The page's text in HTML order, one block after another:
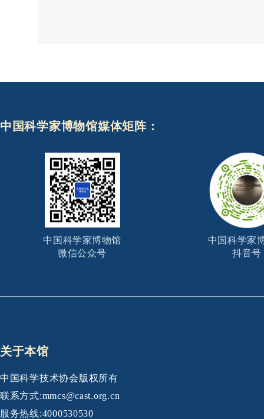
中国科学家博物馆媒体矩阵：
中国科学家博物馆
微信公众号
中国科学家
抖音号
关于本馆
中国科学技术协会版权所有
联系方式:mmcs@cast.org.cn
服务热线:4000530530